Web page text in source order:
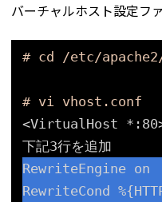
バーチャルホスト設定フ
# cd /etc/
# vi vhost.conf
<VirtualHost
下記3行を追加
RewriteEngine on
RewriteCond